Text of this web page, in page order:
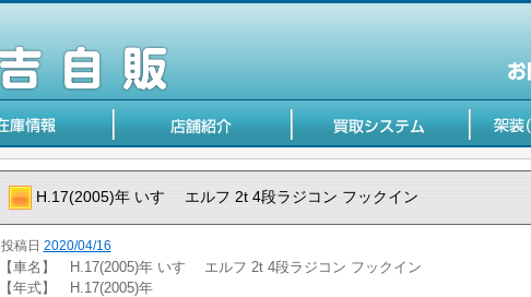
H.17(2005)年 いすゞ エルフ 2t 4段ラジコン フックイン
投稿日 2020/04/16
【車名】 H.17(2005)年 いすゞ エルフ 2t 4段ラジコン フックイン
【年式】 H.17(2005)年